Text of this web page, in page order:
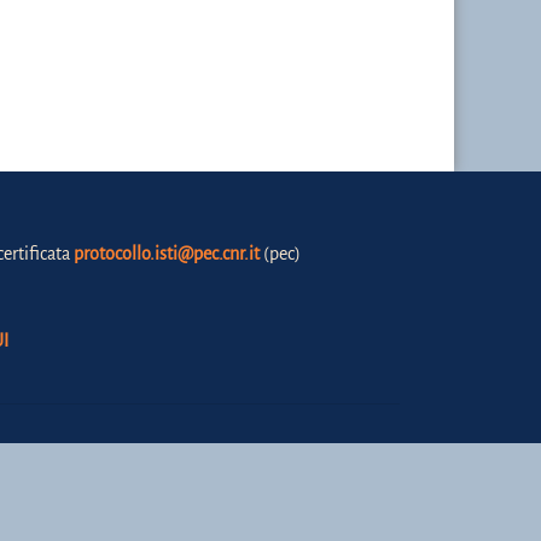
protocollo.isti@pec.cnr.it(pec)